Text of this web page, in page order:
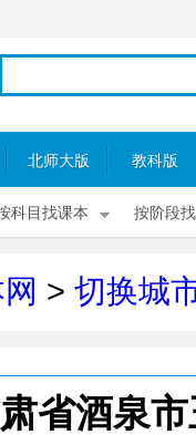
北师大版 教科版
科目找课本 按阶段
> 切换城
省酒泉